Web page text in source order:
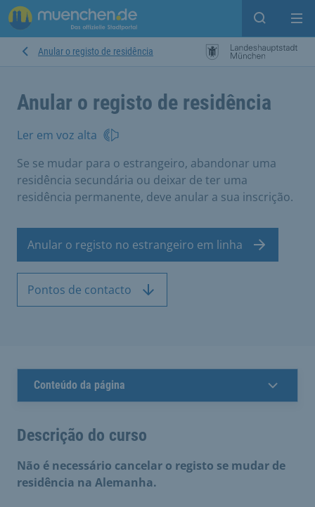
Open
Anular o registo de residência
Anular o registo de residência
Ler em voz alta
Se se mudar para o estrangeiro, abandonar uma
residência secundária ou deixar de ter uma
residência permanente, deve anular a sua inscrição.
Anular o registo no estrangeiro em linha
Pontos de contacto
Conteúdo da página
Descrição do curso
Não é necessário cancelar o registo se mudar de
residência na Alemanha.